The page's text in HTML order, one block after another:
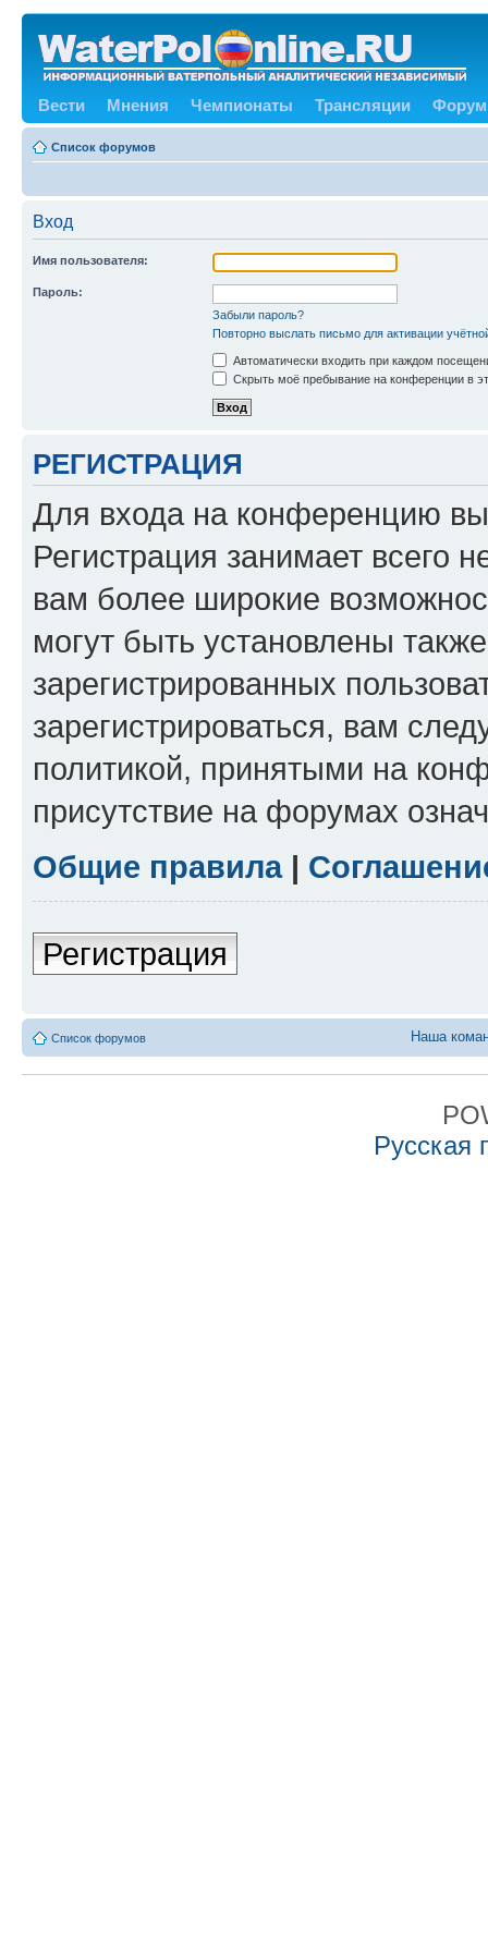
Вести Мнения Чемпионаты Трансляции Форум
Список форумов
Вход
Имя пользователя:
Пароль:
Забыли пароль?
Повторно выслать письмо для активации
Автоматически входить при каждом
Скрыть моё пребывание на конференции в
РЕГИСТРАЦИЯ
Для входа на конференцию
Регистрация занимает всего
вам более широкие
могут быть установлены
зарегистрированных
зарегистрироваться, вам
политикой, принятыми на
присутствие на форумах
Общие правила|
Регистрация
Список форумов Наша
Русская